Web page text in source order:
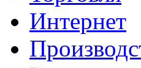
Интернет